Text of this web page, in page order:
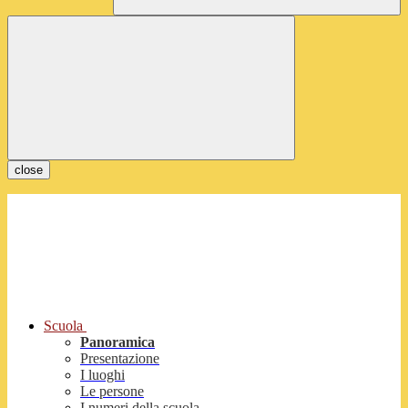
close
Scuola
Panoramica
Presentazione
I luoghi
Le persone